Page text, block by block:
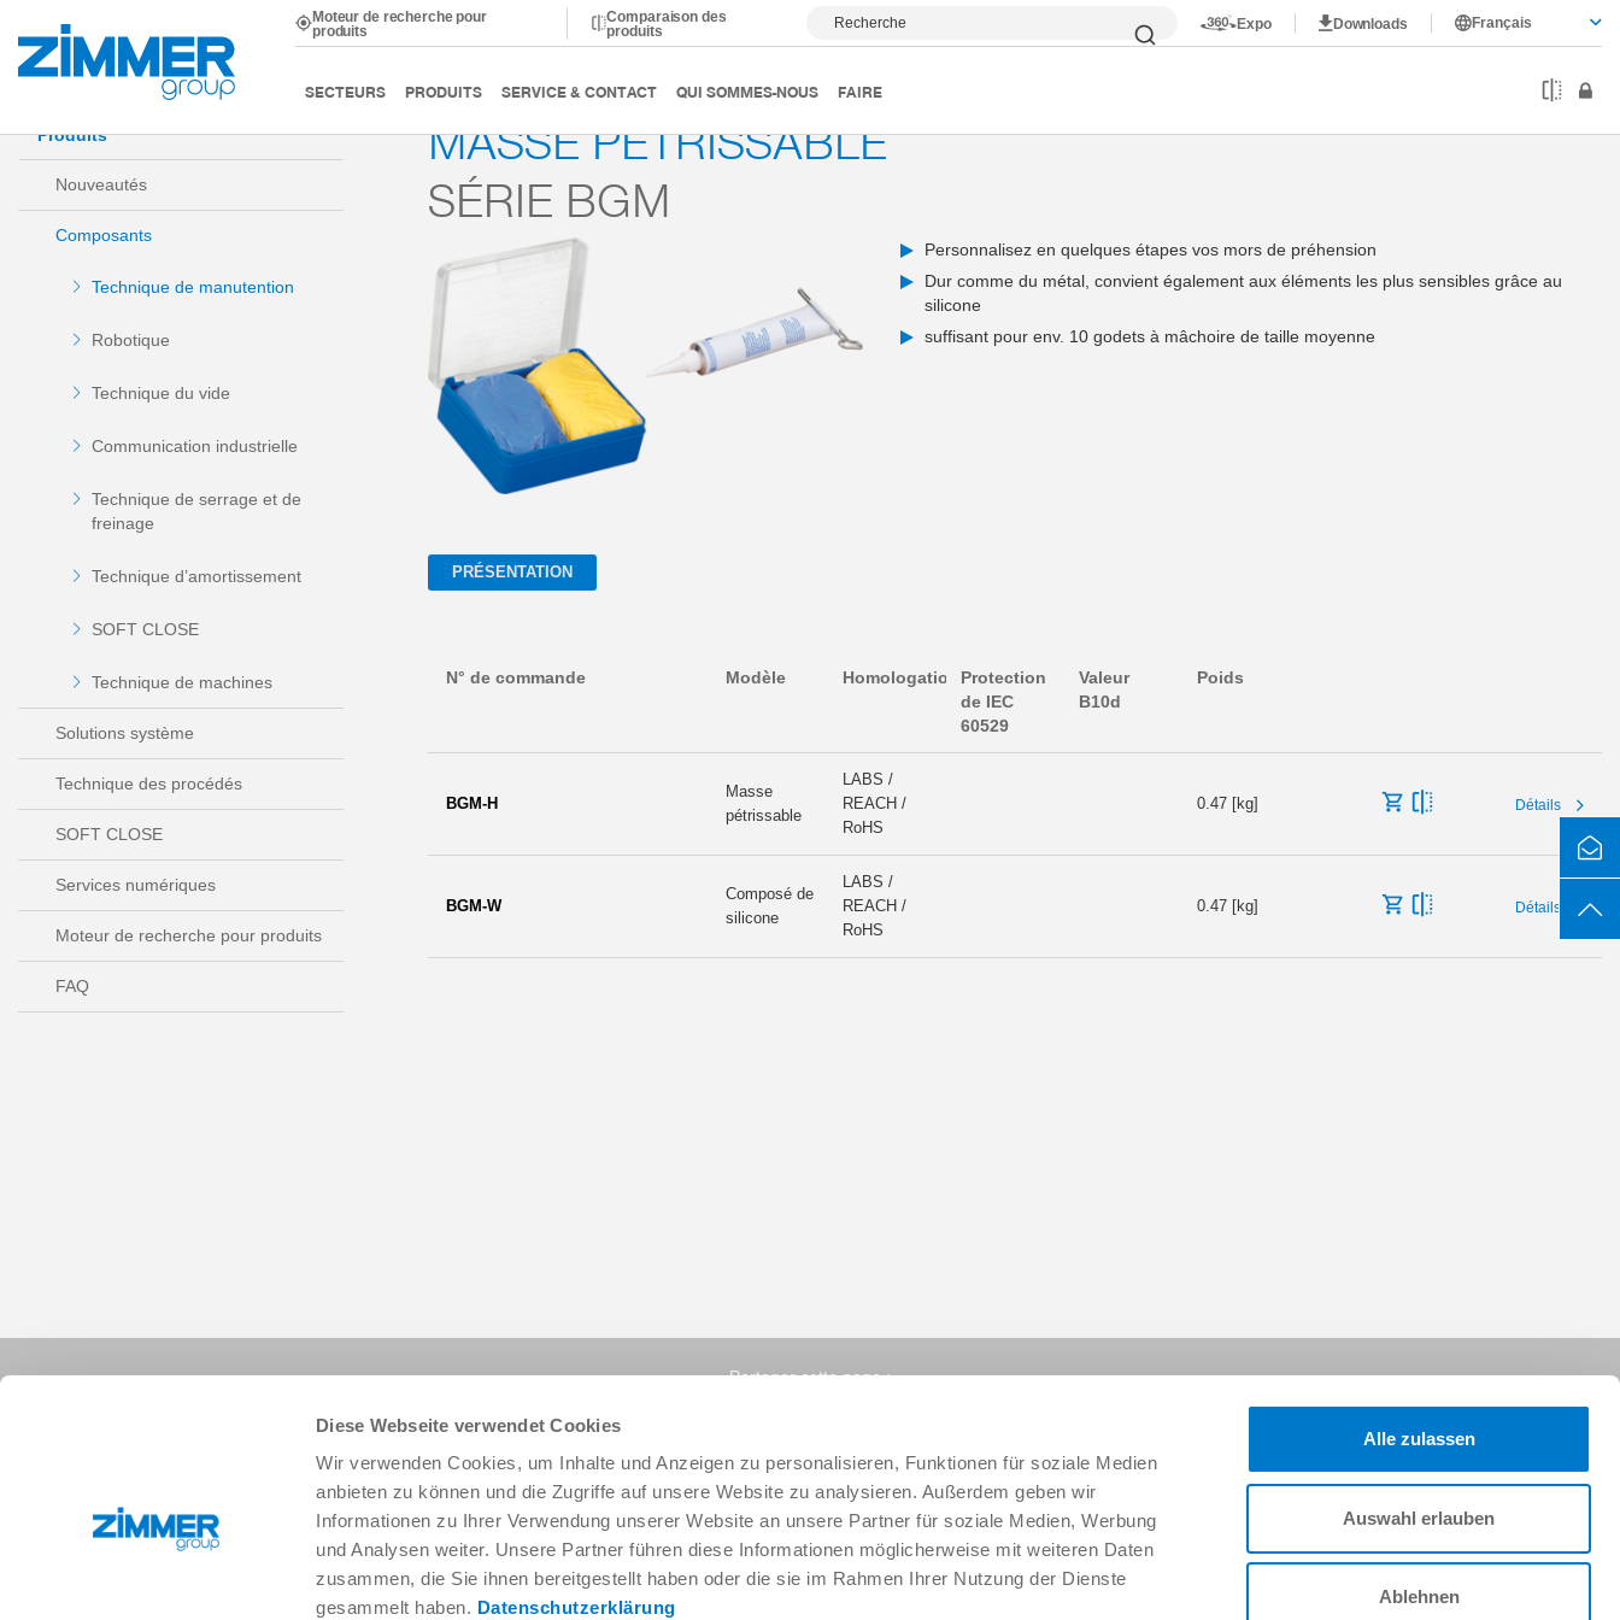
Diese Webseite verwendet Cookies
Wir verwenden Cookies, um Inhalte und Anzeigen zu personalisieren, Funktionen für soziale Medien
anbieten zu können und die Zugriffe auf unsere Website zu analysieren. Außerdem geben wir
Informationen zu Ihrer Verwendung unserer Website an unsere Partner für soziale Medien, Werbung
und Analysen weiter. Unsere Partner führen diese Informationen möglicherweise mit weiteren Daten
zusammen, die Sie ihnen bereitgestellt haben oder die sie im Rahmen Ihrer Nutzung der Dienste
gesammelt haben. Datenschutzerklärung
Alle zulassen
Auswahl erlauben
Ablehnen
Moteur de recherche pour
produits
Comparaison des
produits
Recherche Expo Downloads Français
SECTEURS PRODUITS SERVICE & CONTACT QUI SOMMES-NOUS FAIRE
Démarrage Produits Composants Technique de manutention Accessoires Série BGM
Produits
Nouveautés
Composants
Technique de manutention
Robotique
Technique du vide
Communication industrielle
Technique de serrage et de
freinage
Technique d’amortissement
SOFT CLOSE
Technique de machines
Solutions système
Technique des procédés
SOFT CLOSE
Services numériques
Moteur de recherche pour produits
FAQ
MASSE PÉTRISSABLE
SÉRIE BGM
Personnalisez en quelques étapes vos mors de préhension
Dur comme du métal, convient également aux éléments les plus sensibles grâce au
silicone
suffisant pour env. 10 godets à mâchoire de taille moyenne
PRÉSENTATION
N° de commande Modèle HomologationsProtection
de IEC
60529
Valeur
B10d
Poids
BGM-H
Masse
pétrissable
LABS /
REACH /
RoHS
0.47 [kg] Détails
BGM-W
Composé de
silicone
LABS /
REACH /
RoHS
0.47 [kg] Détails
Partager cette page :
+33 388 833896 info.fr@zimmer-group.com Suivez-nous sur :